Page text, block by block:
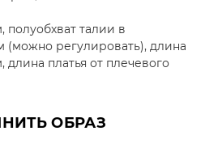
полуобхват талии в
(можно регулировать), длина
длина платья от плечевого
ОБРАЗ